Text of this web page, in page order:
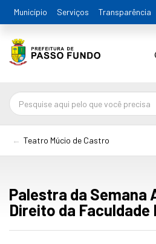
Município Serviços Transparência
Teatro Múcio de Castro
Palestra da Semana
Direito da Faculdade